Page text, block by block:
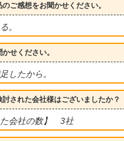
ご感想をお聞かせください。
。
せください。
したから。
された会社様はございましたか？
会社の数】 3社